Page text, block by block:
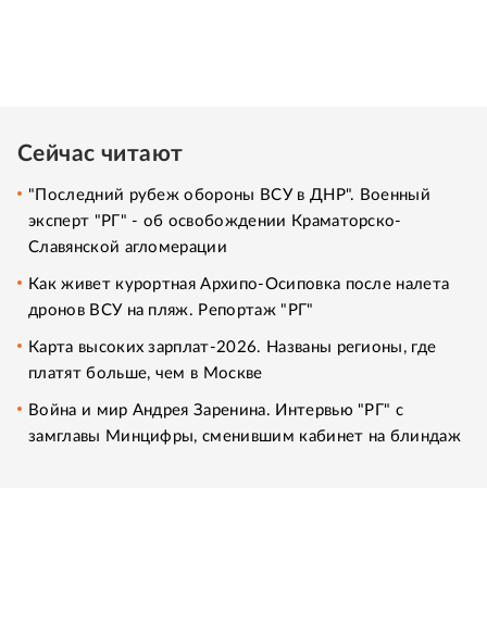
Сейчас читают
"Последний рубеж обороны ВСУ в ДНР". Военный
эксперт "РГ" - об освобождении Краматорско-
Славянской агломерации
Как живет курортная Архипо-Осиповка после налета
дронов ВСУ на пляж. Репортаж "РГ"
Карта высоких зарплат-2026. Названы регионы, где
платят больше, чем в Москве
Война и мир Андрея Заренина. Интервью "РГ" с
замглавы Минцифры, сменившим кабинет на блиндаж